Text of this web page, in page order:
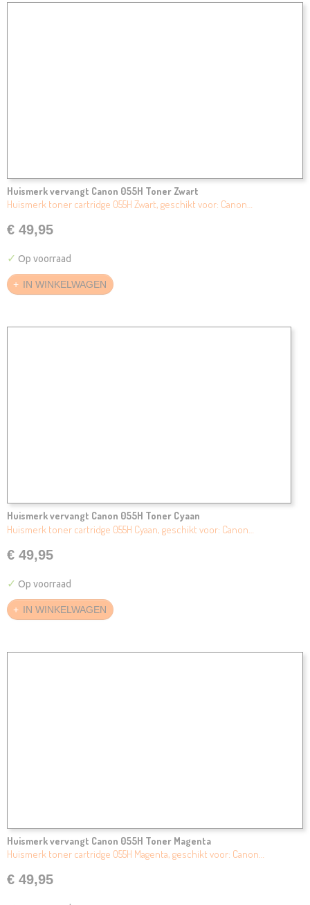
Huismerk vervangt Canon 055H Toner Zwart
Huismerk toner cartridge 055H Zwart, geschikt voor: Canon…
€ 49,95
✓ Op voorraad
IN WINKELWAGEN
Huismerk vervangt Canon 055H Toner Cyaan
Huismerk toner cartridge 055H Cyaan, geschikt voor: Canon…
€ 49,95
✓ Op voorraad
IN WINKELWAGEN
Huismerk vervangt Canon 055H Toner Magenta
Huismerk toner cartridge 055H Magenta, geschikt voor: Canon…
€ 49,95